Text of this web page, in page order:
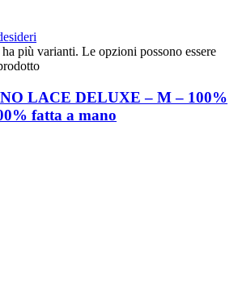
più varianti. Le opzioni possono essere
LACE DELUXE – M – 100%
fatta a mano